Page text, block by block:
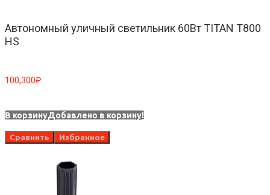
Автономный уличный светильник 60Вт TITAN T800
HS
100,300₽
В корзинуДобавлено в корзину!
Сравнить Избранное